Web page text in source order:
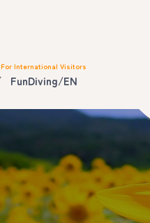
For International Visitors
FunDiving/EN